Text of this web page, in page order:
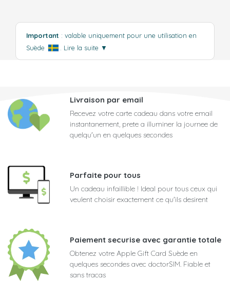
Important : valable uniquement pour une utilisation en
Suède
Lire la suite ▼
Livraison par email
Recevez votre carte cadeau dans votre email
instantanement, prete a illuminer la journee de
quelqu'un en quelques secondes
Parfaite pour tous
Un cadeau infaillible ! Ideal pour tous ceux qui
veulent choisir exactement ce qu'ils desirent
Paiement securise avec garantie totale
Obtenez votre Apple Gift Card Suède en
quelques secondes avec doctorSIM. Fiable et
sans tracas